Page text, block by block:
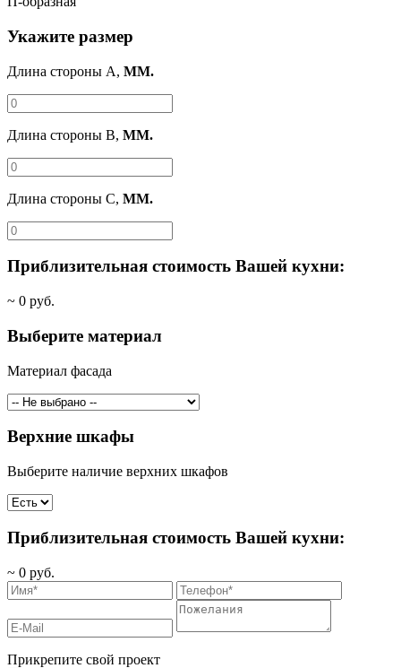
Укажите размер
Длина стороны A, ММ.
Длина стороны B, ММ.
Длина стороны C, ММ.
Приблизительная стоимость Вашей кухни:
~ 0 руб.
Выберите материал
Материал фасада
Верхние шкафы
Выберите наличие верхних шкафов
Приблизительная стоимость Вашей кухни:
~ 0 руб.
Прикрепите свой проект